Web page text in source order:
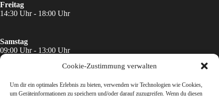
Cookie-Zustimmung verwalten
Um dir ein optimales Erlebnis zu bieten, verwenden wir Technologien wie Cookies,
um Geräteinformationen zu speichern und/oder darauf zuzugreifen. Wenn du diesen
Freitag
14:30 Uhr - 18:00 Uhr
Samstag
09:00 Uhr - 13:00 Uhr
vorübergehend geschlossen